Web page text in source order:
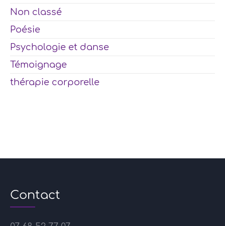
Non classé
Poésie
Psychologie et danse
Témoignage
thérapie corporelle
Contact